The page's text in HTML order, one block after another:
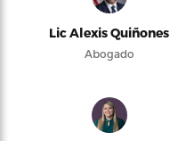
Lic Alexis Quiñones
Abogado